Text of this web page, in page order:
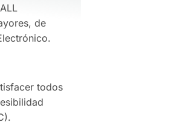
de
todos